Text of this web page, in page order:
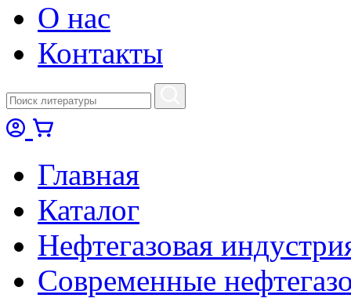
О нас
Контакты
Главная
Каталог
Нефтегазовая
Современные